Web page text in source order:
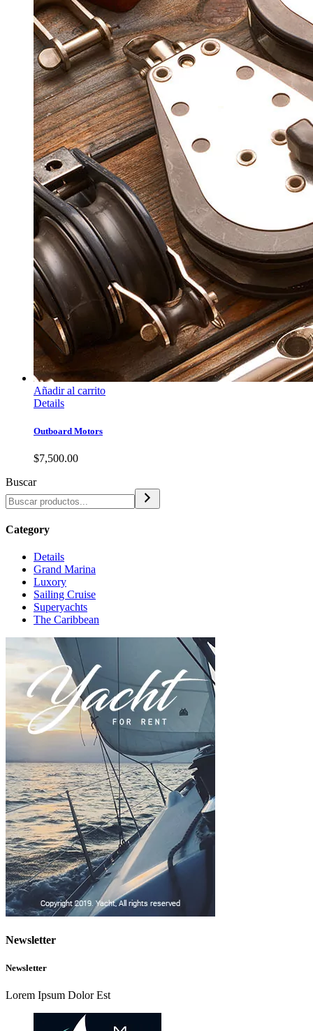
Añadir al carrito
Details
Outboard Motors
$7,500.00
Buscar
Category
Details
Grand Marina
Luxory
Sailing Cruise
Superyachts
The Caribbean
Newsletter
Newsletter
Lorem Ipsum Dolor Est